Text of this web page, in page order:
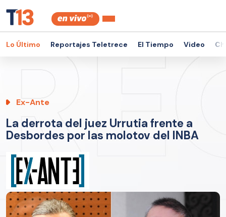
Lo Último Reportajes Teletrece El Tiempo Video
Ex-Ante
La derrota del juez Urrutia frente a
Desbordes por las molotov del INBA